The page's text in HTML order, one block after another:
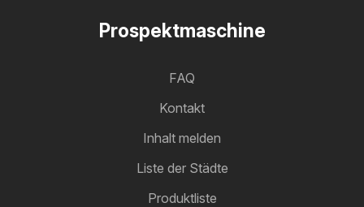
Prospektmaschine
FAQ
Kontakt
Inhalt melden
Liste der Städte
Produktliste